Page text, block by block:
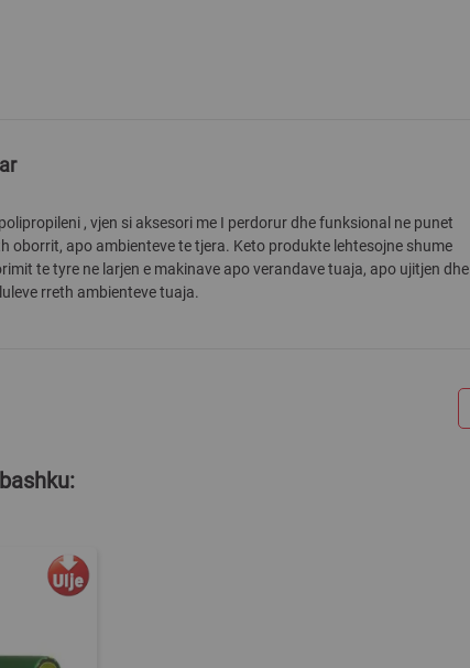
, vjen si aksesori me I perdorur dhe funksional ne punet
oborrit, apo ambienteve te tjera. Keto produkte lehtesojne shume
te tyre ne larjen e makinave apo verandave tuaja, apo ujitjen dhe
rreth ambienteve tuaja.